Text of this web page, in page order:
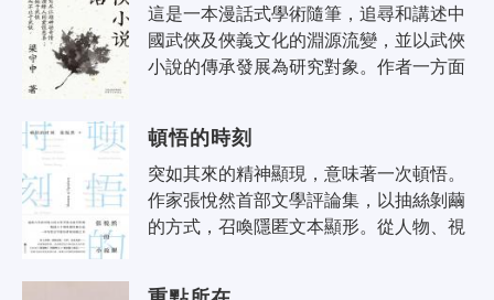
這是一本漫話式學術隨筆，追尋和講述中
國武俠及俠義文化的淵源流變，並以武俠
小說的傳承發展為研究對象。作者一方面
頓悟的時刻
突如其來的精神顯現，意味著一次頓悟。
作家張悅然首部文學評論集，以抽絲剝繭
的方式，召喚隱匿文本顯形。從人物、視